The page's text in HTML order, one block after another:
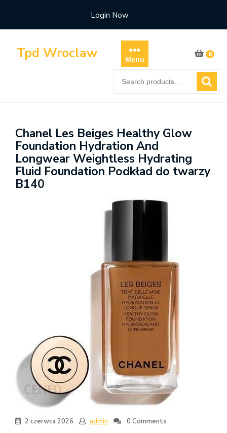
content
Login Now
Tpd Wroclaw Menu
0
for:
Chanel Les Beiges Healthy Glow
Foundation Hydration And
Longwear Weightless Hydrating
Fluid Foundation Podkład do twarzy
B140
2 czerwca 2026 admin 0 Comments